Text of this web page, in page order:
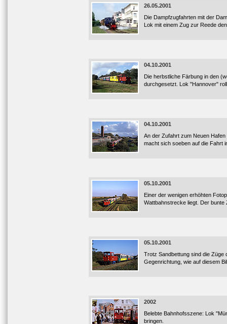
26.05.2001
Die Dampfzugfahrten mit der
Lok mit einem Zug zur Reede
04.10.2001
Die herbstliche Färbung in den
durchgesetzt. Lok "Hannover"
04.10.2001
An der Zufahrt zum Neuen
macht sich soeben auf die Fahrt
05.10.2001
Einer der wenigen erhöhten
Wattbahnstrecke liegt. Der
05.10.2001
Trotz Sandbettung sind die
Gegenrichtung, wie auf diesem
2002
Belebte Bahnhofsszene: Lok
bringen.